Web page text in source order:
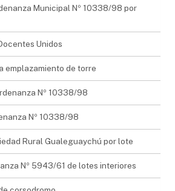
Municipal Nº 10338/98 por
Unidos
emplazamiento de torre
Nº 10338/98
Nº 10338/98
Rural Gualeguaychú por lote
Nº 5943/61 de lotes interiores